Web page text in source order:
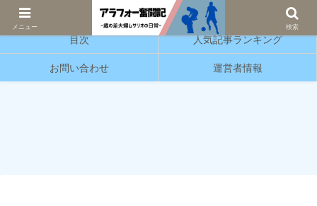
サッカーと育児の情報発信をしています。
目次 人気記事ランキング
お問い合わせ 運営者情報
メニュー 検索